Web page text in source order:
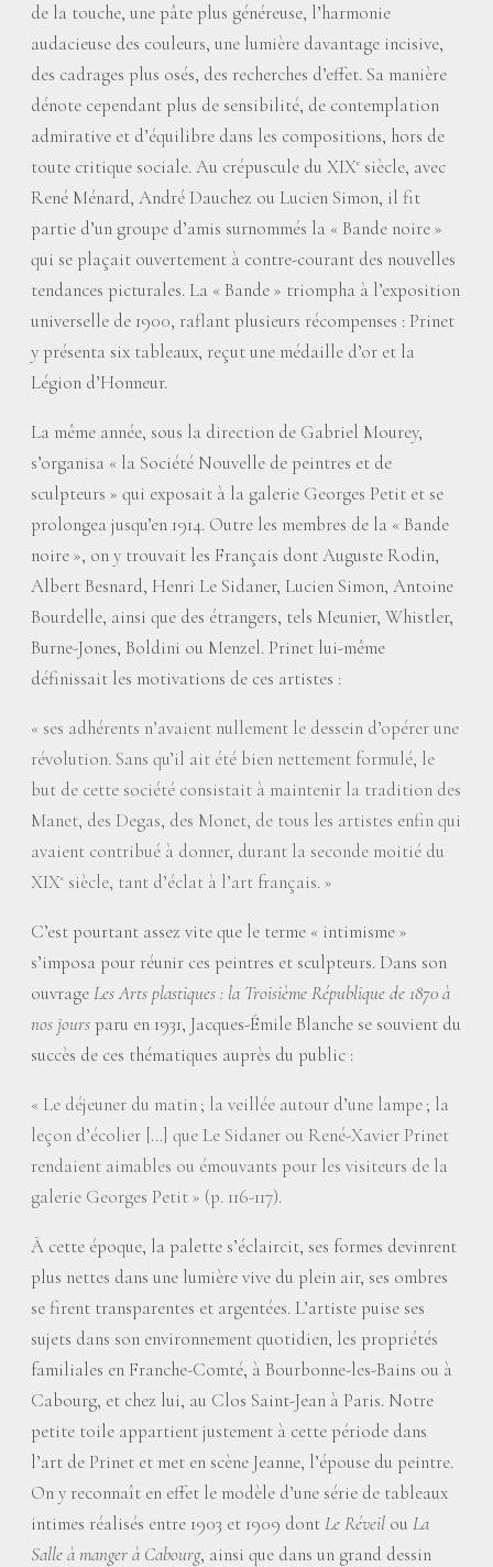
de la touche, une pâte plus généreuse, l’harmonie
audacieuse des couleurs, une lumière davantage incisive,
des cadrages plus osés, des recherches d’effet. Sa manière
dénote cependant plus de sensibilité, de contemplation
admirative et d’équilibre dans les compositions, hors de
toute critique sociale. Au crépuscule du XIXe siècle, avec
René Ménard, André Dauchez ou Lucien Simon, il fit
partie d’un groupe d’amis surnommés la « Bande noire»
qui se plaçait ouvertement à contre-courant des nouvelles
tendances picturales. La « Bande» triompha à l’exposition
universelle de 1900, raflant plusieurs récompenses : Prinet
y présenta six tableaux, reçut une médaille d’or et la
Légion d’Honneur.
La même année, sous la direction de Gabriel Mourey,
s’organisa « la Société Nouvelle de peintres et de
sculpteurs » qui exposait à la galerie Georges Petit et se
prolongea jusqu’en 1914. Outre les membres de la « Bande
noire», on y trouvait les Français dont Auguste Rodin,
Albert Besnard, Henri Le Sidaner, Lucien Simon, Antoine
Bourdelle, ainsi que des étrangers, tels Meunier, Whistler,
Burne-Jones, Boldini ou Menzel. Prinet lui-même
définissait les motivations de ces artistes :
« ses adhérents n’avaient nullement le dessein d’opérer une
révolution. Sans qu’il ait été bien nettement formulé, le
but de cette société consistait à maintenir la tradition des
Manet, des Degas, des Monet, de tous les artistes enfin qui
avaient contribué à donner, durant la seconde moitié du
XIXe siècle, tant d’éclat à l’art français.»
C’est pourtant assez vite que le terme « intimisme»
s’imposa pour réunir ces peintres et sculpteurs. Dans son
ouvrageLes Arts plastiques : la Troisième République de 1870 à
nos jours paru en 1931, Jacques-Émile Blanche se souvient du
succès de ces thématiques auprès du public :
« Le déjeuner du matin; la veillée autour d’une lampe; la
leçon d’écolier […] que Le Sidaner ou René-Xavier Prinet
rendaient aimables ou émouvants pour les visiteurs de la
galerie Georges Petit» (p. 116-117).
À cette époque, la palette s’éclaircit, ses formes devinrent
plus nettes dans une lumière vive du plein air, ses ombres
se firent transparentes et argentées. L’artiste puise ses
sujets dans son environnement quotidien, les propriétés
familiales en Franche-Comté, à Bourbonne-les-Bains ou à
Cabourg, et chez lui, au Clos Saint-Jean à Paris. Notre
petite toile appartient justement à cette période dans
l’art de Prinet et met en scène Jeanne, l’épouse du peintre.
On y reconnaît en effet le modèle d’une série de tableaux
intimes réalisés entre 1903 et 1909 dontLe Réveil ou La
Salle à manger à Cabourg, ainsi que dans un grand dessin